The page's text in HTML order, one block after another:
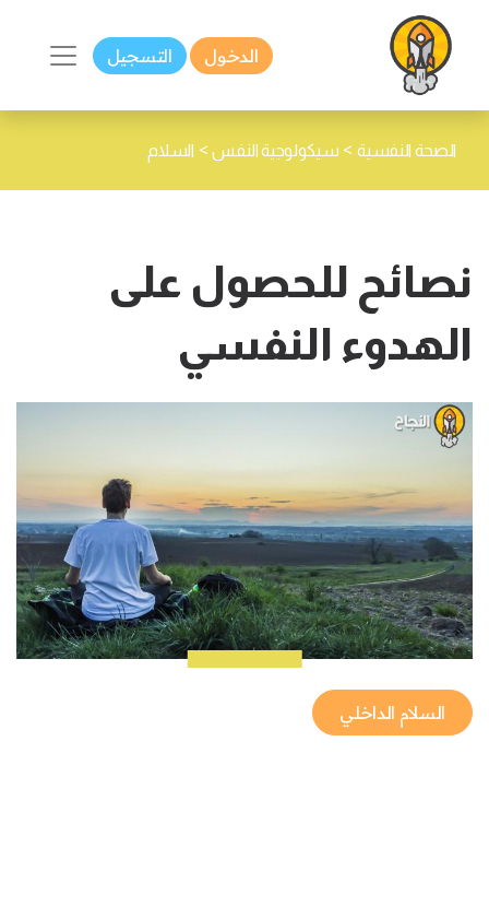
الدخول التسجيل
الصحة النفسية > سيكولوجية النفس > السلام
نصائح للحصول على
الهدوء النفسي
السلام الداخلي